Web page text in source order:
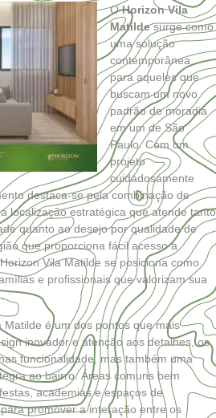
OHorizon Vila
Matildesurge como
uma solução
contemporânea
para aqueles que
buscam um novo
padrão de moradia
em um de São
Paulo. Com um
projeto
cuidadosamente
destaca-se pela combinação de
localização estratégica que atende tanto
quanto ao desejo por qualidade de
que proporciona fácil acesso a
Vila Matilde se posiciona como
e profissionais que valorizam sua
Matilde é um dos pontos que mais
inovador e atenção aos detalhes, os
funcionalidade, mas também uma
ao bairro. Áreas comuns bem
academias e espaços de
promover a interação entre os